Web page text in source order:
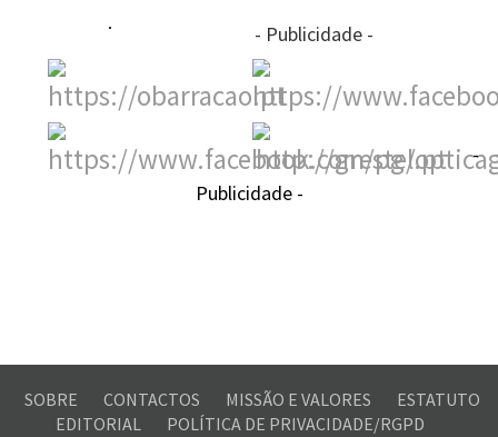
- Publicidade -
-
Publicidade -
SOBRE CONTACTOS MISSÃO E VALORES
ESTATUTO
EDITORIAL
POLÍTICA DE PRIVACIDADE/RGPD